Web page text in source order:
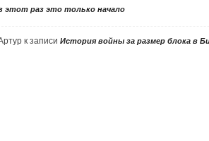
этот раз это только начало
к записиИстория войны за размер блока в